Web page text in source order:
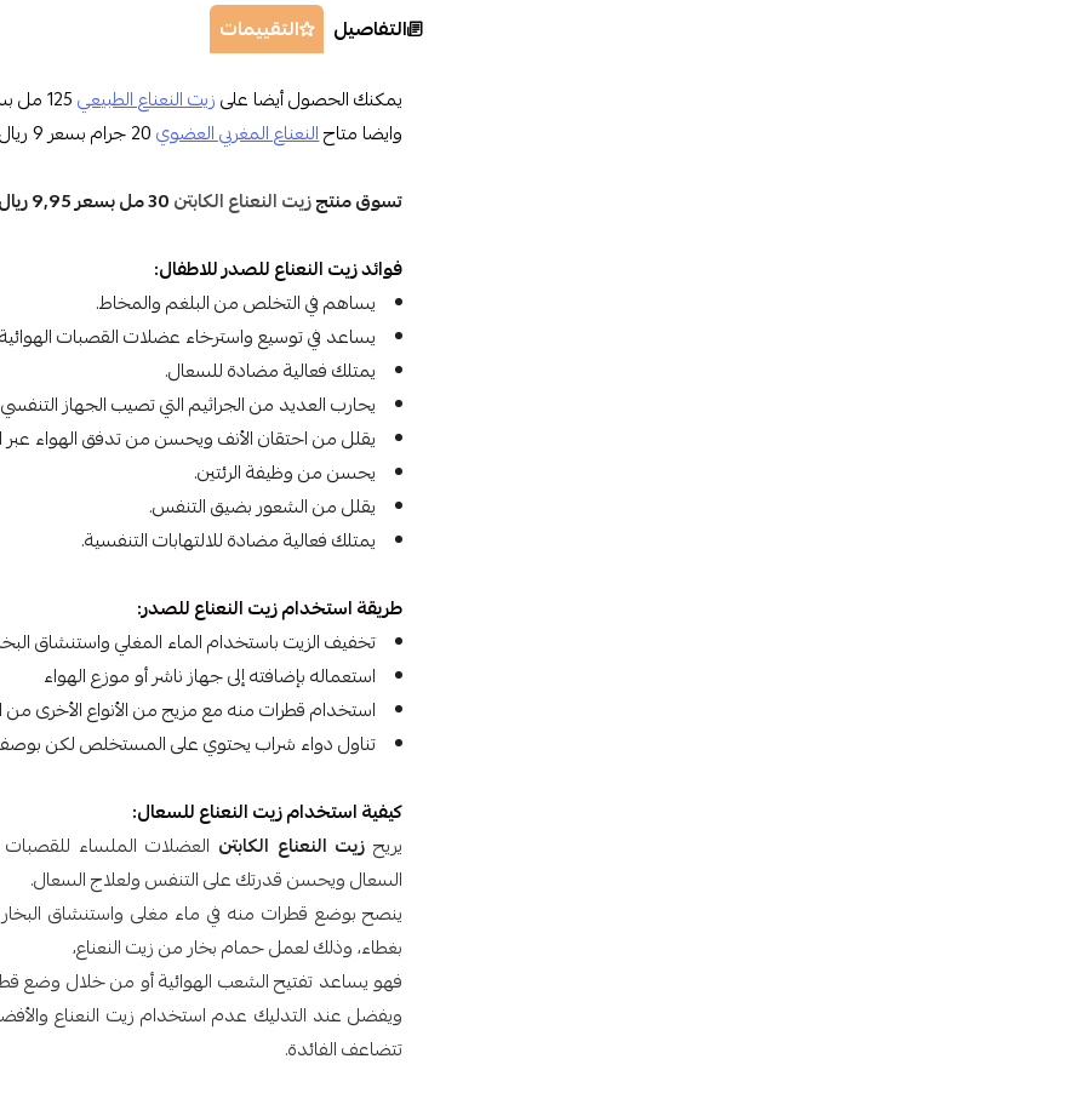
التفاصيل التقييمات
يمكنك الحصول أيضا علىزيت النعناع الطبيعي125 مل بسعر 25.75 ريال
وايضا متاحالنعناع المغربي العضوي20 جرام بسعر 9 ريال
تسوق منتجزيت النعناع الكابتن30 مل بسعر 9,95 ريال
فوائد زيت النعناع للصدر للاطفال:
يساهم في التخلص من البلغم والمخاط.
يساعد في توسيع واسترخاء عضلات القصبات
يمتلك فعالية مضادة للسعال.
يحارب العديد من الجراثيم التي تصيب الجهاز
يقلل من احتقان الأنف ويحسن من تدفق الهواء عبر
يحسن من وظيفة الرئتين.
يقلل من الشعور بضيق التنفس.
يمتلك فعالية مضادة للالتهابات التنفسية.
طريقة استخدام زيت النعناع للصدر:
تخفيف الزيت باستخدام الماء المغلي واستنشاق
استعماله بإضافته إلى جهاز ناشر أو موزع الهواء
استخدام قطرات منه مع مزيج من الأنواع الأخرى
تناول دواء شراب يحتوي على المستخلص لكن
كيفية استخدام زيت النعناع للسعال:
يريح زيت النعناع الكابتن العضلات الملساء
السعال ويحسن قدرتك على التنفس ولعلاج السعال.
ينصح بوضع قطرات منه في ماء مغلى واستنشاق البخار
بغطاء، وذلك لعمل حمام بخار من زيت النعناع،
فهو يساعد تفتيح الشعب الهوائية أو من خلال وضع
ويفضل عند التدليك عدم استخدام زيت النعناع
تتضاعف الفائدة.